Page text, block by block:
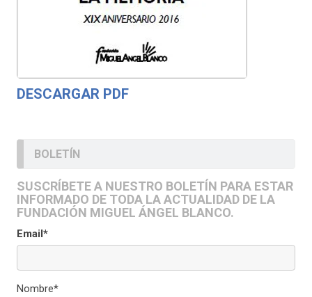
DESCARGAR PDF
BOLETÍN
SUSCRÍBETE A NUESTRO BOLETÍN PARA ESTAR
INFORMADO DE TODA LA ACTUALIDAD DE LA
FUNDACIÓN MIGUEL ÁNGEL BLANCO.
Email*
Nombre*